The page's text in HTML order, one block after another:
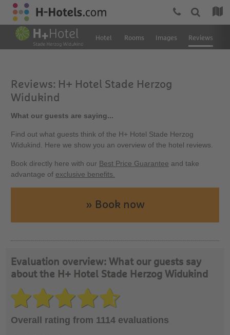
Hotel Rooms Images Reviews
Reviews: H+ Hotel Stade Herzog
Widukind
What our guests are saying...
Find out what guests think of the H+ Hotel Stade Herzog
Widukind. Here we show you an overview of the hotel reviews.
Book directly here with our Best Price Guarantee and take
advantage of exclusive benefits.
» Book now
Evaluation overview: What our guests say
about the H+ Hotel Stade Herzog Widukind
Overall rating from 1114 evaluations